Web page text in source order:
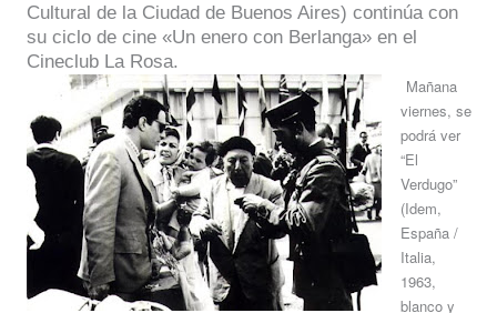
Cultural de la Ciudad de Buenos Aires) continúa con
su ciclo de cine «Un enero con Berlanga» en el
Cineclub La Rosa.
Mañana
viernes, se
podrá ver
“El
Verdugo”
(Idem,
España /
Italia,
1963,
blanco y